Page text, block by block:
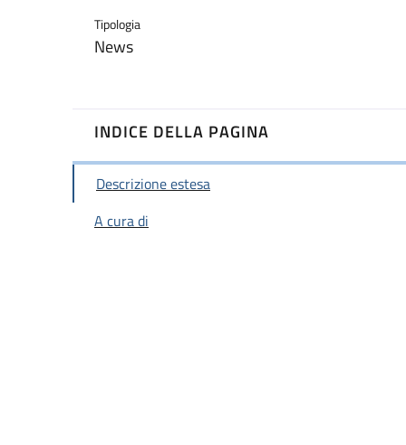
Tipologia
News
INDICE DELLA PAGINA
Descrizione estesa
A cura di